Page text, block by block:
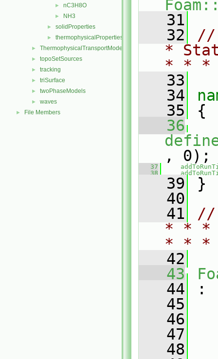
► nC3H8O
► NH3
► solidProperties
► thermophysicalProperties
► ThermophysicalTransportModels
► topoSetSources
► tracking
► triSurface
► twoPhaseModels
► waves
► File Members
   31
   32
//
*
* *
   33
   34
   35
{
   36
, 0);
   37
   38
   39
}
   40
   41
//
* * *
* *
   42
   43
   44
:
   45
   46
   47
   48